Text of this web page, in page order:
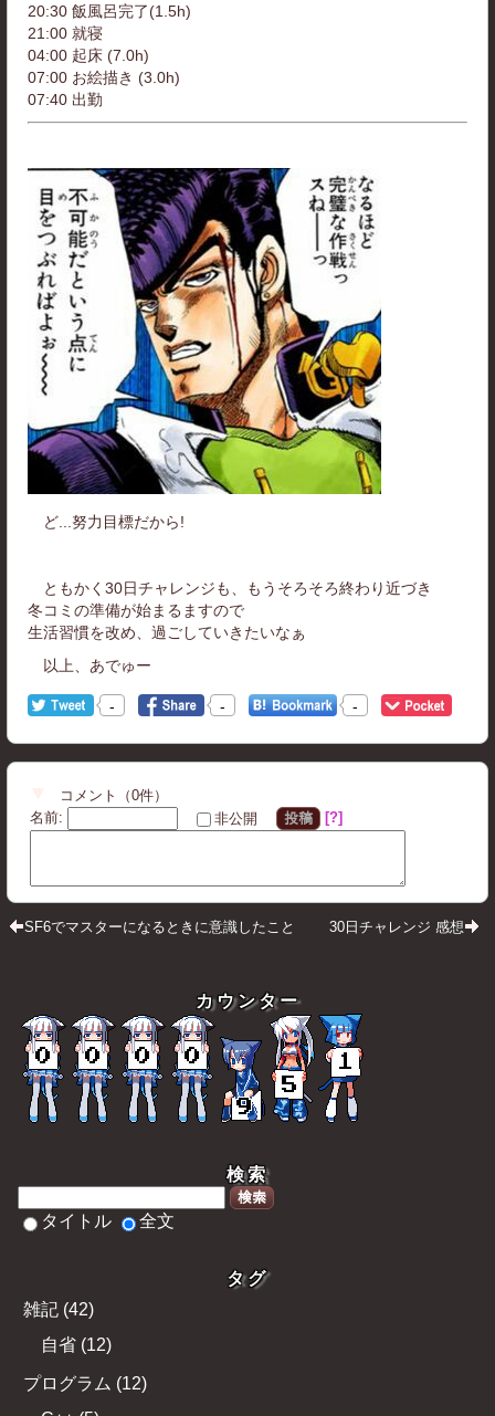
20:30 飯風呂完了(1.5h)
21:00 就寝
04:00 起床 (7.0h)
07:00 お絵描き (3.0h)
07:40 出勤
ど...努力目標だから!
ともかく30日チャレンジも、もうそろそろ終わり近づき
冬コミの準備が始まるますので
生活習慣を改め、過ごしていきたいなぁ
以上、あでゅー
- - -
コメント （0件）
名前: 非公開 投稿 ?
SF6でマスターになるときに意識したこと 30日チャレンジ 感想
カウンター
検索
検索
タイトル 全文
タグ
雑記 (42)
自省 (12)
プログラム (12)